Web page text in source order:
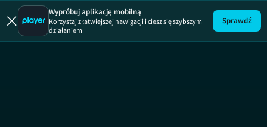
Uwaga!
Wypróbuj aplikację mobilną
Korzystaj z łatwiejszej nawigacji i ciesz się szybszym
działaniem
Sprawdź